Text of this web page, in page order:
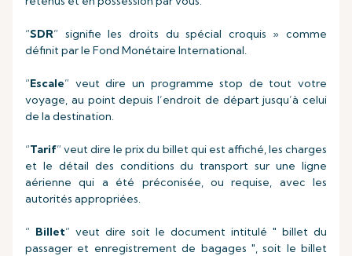
“SDR” signifie les droits du spécial croquis » comme
définit par le Fond Monétaire International.
“Escale” veut dire un programme stop de tout votre
voyage, au point depuis l’endroit de départ jusqu’à celui
de la destination.
“Tarif” veut dire le prix du billet qui est affiché, les charges
et le détail des conditions du transport sur une ligne
aérienne qui a été préconisée, ou requise, avec les
autorités appropriées.
“ Billet” veut dire soit le document intitulé " billet du
passager et enregistrement de bagages ", soit le billet